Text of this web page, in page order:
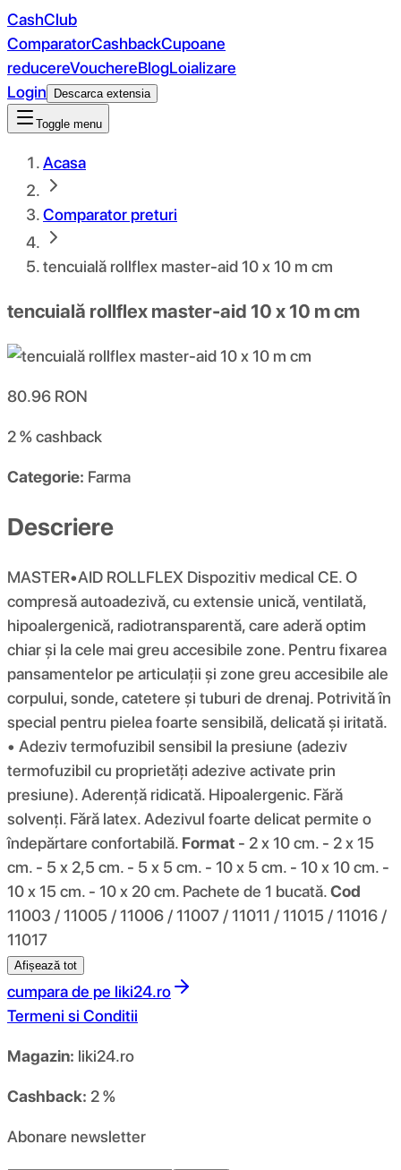
CashClub
ComparatorCashbackCupoane
reducereVouchereBlogLoializare
Login
Descarca extensia
Toggle menu
Acasa
Comparator preturi
tencuială rollflex master-aid 10 x 10 m cm
tencuială rollflex master-aid 10 x 10 m cm
80.96 RON
2 %cashback
Categorie: Farma
Descriere
MASTER•AID ROLLFLEX Dispozitiv medical CE. O
compresă autoadezivă, cu extensie unică, ventilată,
hipoalergenică, radiotransparentă, care aderă optim
chiar și la cele mai greu accesibile zone. Pentru fixarea
pansamentelor pe articulații și zone greu accesibile ale
corpului, sonde, catetere și tuburi de drenaj. Potrivită în
special pentru pielea foarte sensibilă, delicată și iritată.
• Adeziv termofuzibil sensibil la presiune (adeziv
termofuzibil cu proprietăți adezive activate prin
presiune). Aderență ridicată. Hipoalergenic. Fără
solvenți. Fără latex. Adezivul foarte delicat permite o
îndepărtare confortabilă. Format - 2 x 10 cm. - 2 x 15
cm. - 5 x 2,5 cm. - 5 x 5 cm. - 10 x 5 cm. - 10 x 10 cm. -
10 x 15 cm. - 10 x 20 cm. Pachete de 1 bucată.Cod
11003 / 11005 / 11006 / 11007 / 11011 / 11015 / 11016 /
11017
Afișează tot
cumpara de pe liki24.ro
Termeni si Conditii
Magazin: liki24.ro
Cashback: 2 %
Abonare newsletter